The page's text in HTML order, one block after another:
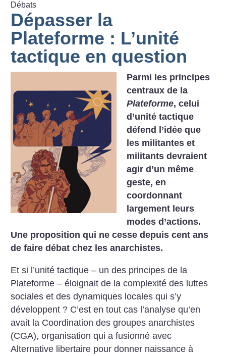
Débats
Dépasser la
Plateforme : L’unité
tactique en question
Parmi les principes
centraux de la
Plateforme, celui
d’unité tactique
défend l’idée que
les militantes et
militants devraient
agir d’un même
geste, en
coordonnant
largement leurs
modes d’actions.
Une proposition qui ne cesse depuis cent ans
de faire débat chez les anarchistes.
Et si l’unité tactique – un des principes de la
Plateforme – éloignait de la complexité des luttes
sociales et des dynamiques locales qui s’y
développent ? C’est en tout cas l’analyse qu’en
avait la Coordination des groupes anarchistes
(CGA), organisation qui a fusionné avec
Alternative libertaire pour donner naissance à